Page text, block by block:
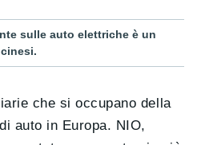
sulle auto elettriche è un
che si occupano della
auto in Europa. NIO,